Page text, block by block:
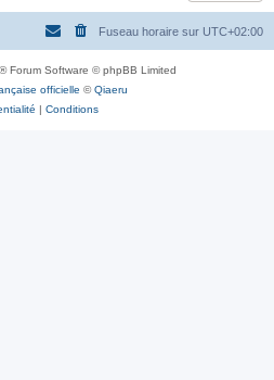
Fuseau horaire sur UTC+02:00
® Forum Software © phpBB Limited
officielle ©Qiaeru
| Conditions